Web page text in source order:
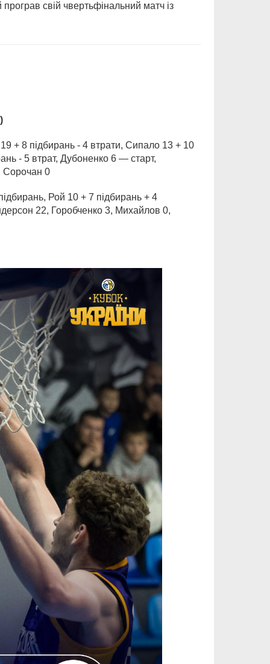
свій чвертьфінальний матч із
+ 8 підбирань - 4 втрати, Сипало 13 + 10
- 5 втрат, Дубоненко 6 — старт,
Сорочан 0
Рой 10 + 7 підбирань + 4
22, Горобченко 3, Михайлов 0,